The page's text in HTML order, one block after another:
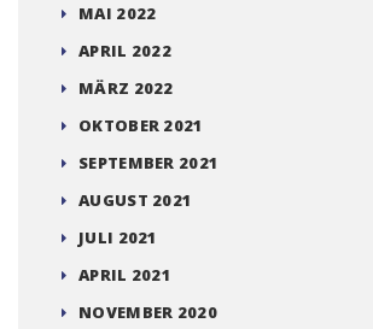
MAI 2022
APRIL 2022
MÄRZ 2022
OKTOBER 2021
SEPTEMBER 2021
AUGUST 2021
JULI 2021
APRIL 2021
NOVEMBER 2020